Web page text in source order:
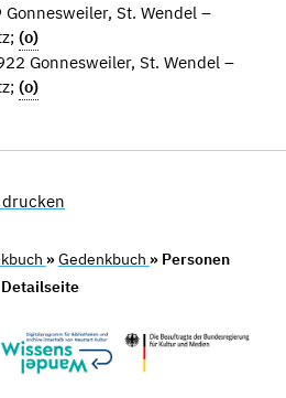
St. Wendel –
(o)
Gonnesweiler, St. Wendel –
(o)
drucken
»Gedenkbuch » Personen
Detailseite